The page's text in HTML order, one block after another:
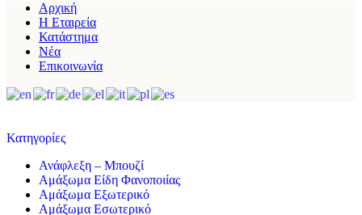
Αρχική
Η Εταιρεία
Κατάστημα
Νέα
Επικοινωνία
Κατηγορίες
Ανάφλεξη – Μπουζί
Αμάξωμα Είδη Φανοποιίας
Αμάξωμα Εξωτερικό
Αμάξωμα Εσωτερικό